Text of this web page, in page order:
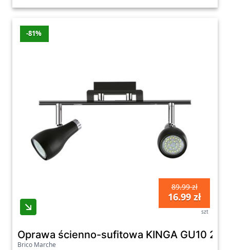
-81%
89.99 zł
16.99 zł
szt
Oprawa ścienno-sufitowa KINGA GU10 2I
Brico Marche